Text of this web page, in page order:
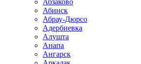
Абзаково
Абинск
Абрау-Дюрсо
Адербиевка
Алушта
Анапа
Ангарск